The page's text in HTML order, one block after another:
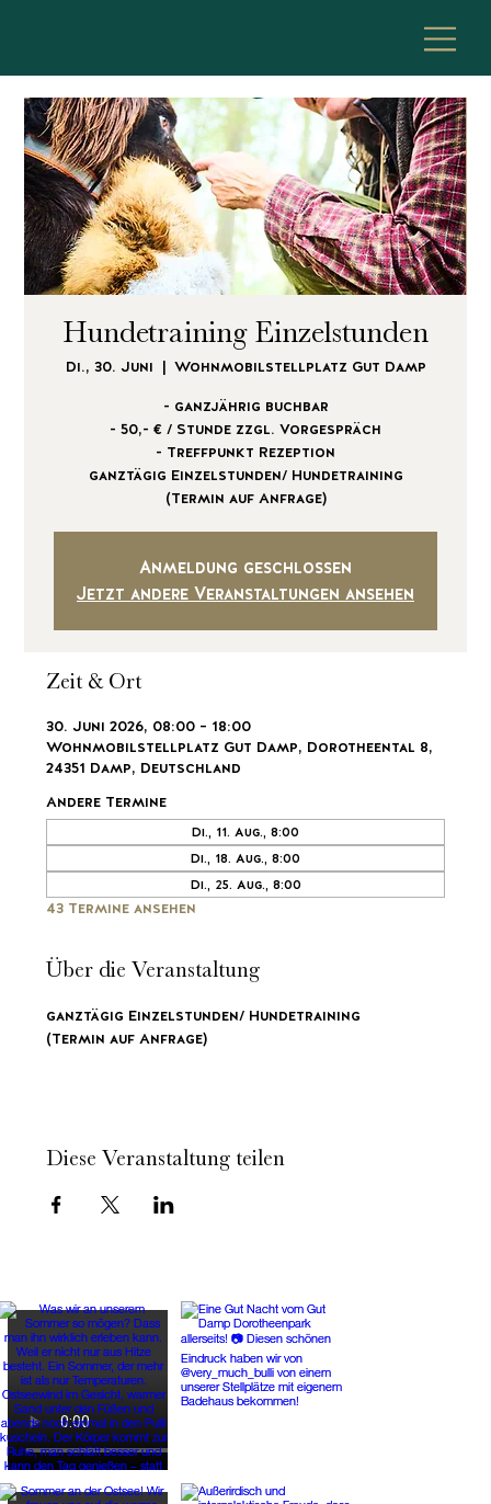
Hundetraining Einzelstunden
Di., 30. Juni
  |
Wohnmobilstellplatz Gut Damp
- ganzjährig buchbar
- 50,- € / Stunde zzgl. Vorgespräch
- Treffpunkt Rezeption
ganztägig Einzelstunden/ Hundetraining
(Termin auf Anfrage)
Anmeldung geschlossen
Jetzt andere Veranstaltungen ansehen
Zeit & Ort
30. Juni 2026, 08:00 – 18:00
Wohnmobilstellplatz Gut Damp, Dorotheental 8,
24351 Damp, Deutschland
Andere Termine
Di., 11. Aug., 8:00
Di., 18. Aug., 8:00
Di., 25. Aug., 8:00
43 Termine ansehen
Über die Veranstaltung
ganztägig Einzelstunden/ Hundetraining
(Termin auf Anfrage)
Diese Veranstaltung teilen